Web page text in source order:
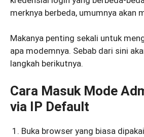
merknya berbeda, umumnya akan
Makanya penting sekali untuk
apa modemnya. Sebab dari sini
langkah berikutnya.
Cara Masuk Mode
via IP Default
Buka browser yang biasa dipakai